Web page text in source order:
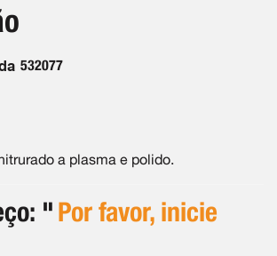
532077
a plasma e polido.
"Por favor, inicie